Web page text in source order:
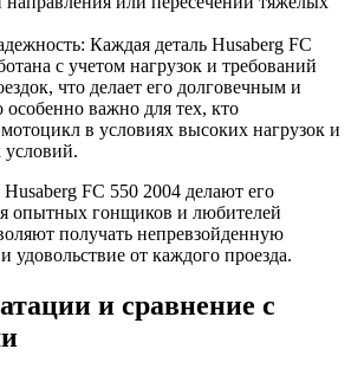
Каждая деталь Husaberg FC
с учетом нагрузок и требований
что делает его долговечным и
важно для тех, кто
в условиях высоких нагрузок и
условий.
FC 550 2004 делают его
опытных гонщиков и любителей
получать непревзойденную
удовольствие от каждого проезда.
и сравнение с